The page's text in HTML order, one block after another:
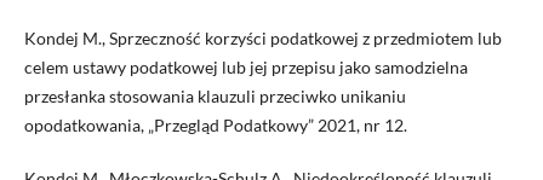
Kondej M., Sprzeczność korzyści podatkowej z przedmiotem lub
celem ustawy podatkowej lub jej przepisu jako samodzielna
przesłanka stosowania klauzuli przeciwko unikaniu
opodatkowania, „Przegląd Podatkowy” 2021, nr 12.